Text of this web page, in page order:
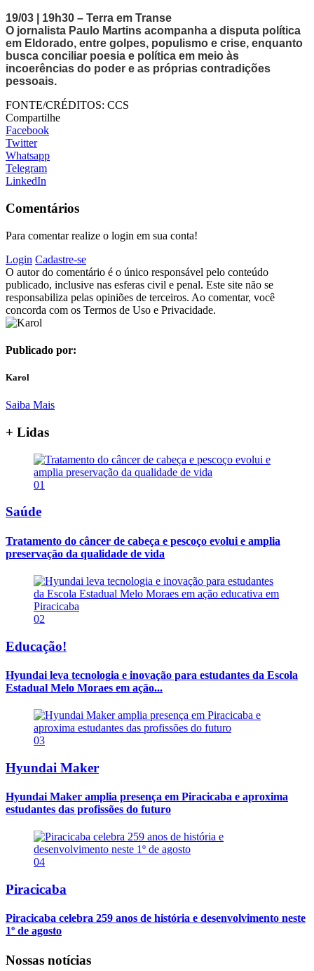
19/03 | 19h30 – Terra em Transe
O jornalista Paulo Martins acompanha a disputa política
em Eldorado, entre golpes, populismo e crise, enquanto
busca conciliar poesia e política em meio às
incoerências do poder e as próprias contradições
pessoais.
FONTE/CRÉDITOS: CCS
Compartilhe
Facebook
Twitter
Whatsapp
Telegram
LinkedIn
Comentários
Para comentar realize o login em sua conta!
Login Cadastre-se
O autor do comentário é o único responsável pelo conteúdo
publicado, inclusive nas esferas civil e penal. Este site não se
responsabiliza pelas opiniões de terceiros. Ao comentar, você
concorda com os Termos de Uso e Privacidade.
Publicado por:
Karol
Saiba Mais
+ Lidas
01
Saúde
Tratamento do câncer de cabeça e pescoço evolui e amplia
preservação da qualidade de vida
02
Educação!
Hyundai leva tecnologia e inovação para estudantes da Escola
Estadual Melo Moraes em ação...
03
Hyundai Maker
Hyundai Maker amplia presença em Piracicaba e aproxima
estudantes das profissões do futuro
04
Piracicaba
Piracicaba celebra 259 anos de história e desenvolvimento neste
1º de agosto
Nossas notícias